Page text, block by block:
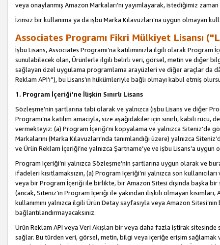
veya onaylanmış Amazon Markaları’nı yayımlayarak, istediğimiz
İzinsiz bir kullanıma ya da işbu Marka Kılavuzları’na uygun olmayan
Associates Programı Fikri Mülkiyet Lisansı
İşbu Lisans, Associates Programı’na katılımınızla ilgili olarak Program
sunulabilecek olan, Ürünlerle ilgili belirli veri, görsel, metin ve diğer
sağlayan özel uygulama programlama arayüzleri ve diğer araçlar da
Reklam API’ı”), bu Lisans’ın hükümleriyle bağlı olmayı kabul etmiş
1. Program İçeriği’ne İlişkin Sınırlı Lisans
Sözleşme’nin şartlarına tabi olarak ve yalnızca (işbu Lisans ve diğer
Programı’na katılım amacıyla, size aşağıdakiler için sınırlı, kabili
vermekteyiz: (a) Program İçeriği’ni kopyalama ve yalnızca Siteniz’de
Markalarını (Marka Kılavuzları’nda tanımlandığı üzere) yalnızca
ve Ürün Reklam İçeriği’ne yalnızca Şartname’ye ve işbu Lisans’a
Program İçeriği’ni yalnızca Sözleşme’nin şartlarına uygun olarak ve
ifadeleri kısıtlamaksızın, (a) Program İçeriği’ni yalnızca son
veya bir Program İçeriği ile birlikte, bir Amazon Sitesi dışında başka
(ancak, Siteniz’in Program İçeriği ile yakından ilişkili olmayan
kullanımını yalnızca ilgili Ürün Detay sayfasıyla veya Amazon
bağlantılandırmayacaksınız.
Ürün Reklam API veya Veri Akışları bir veya daha fazla iştirak
sağlar. Bu türden veri, görsel, metin, bilgi veya içeriğe erişim sağlamak